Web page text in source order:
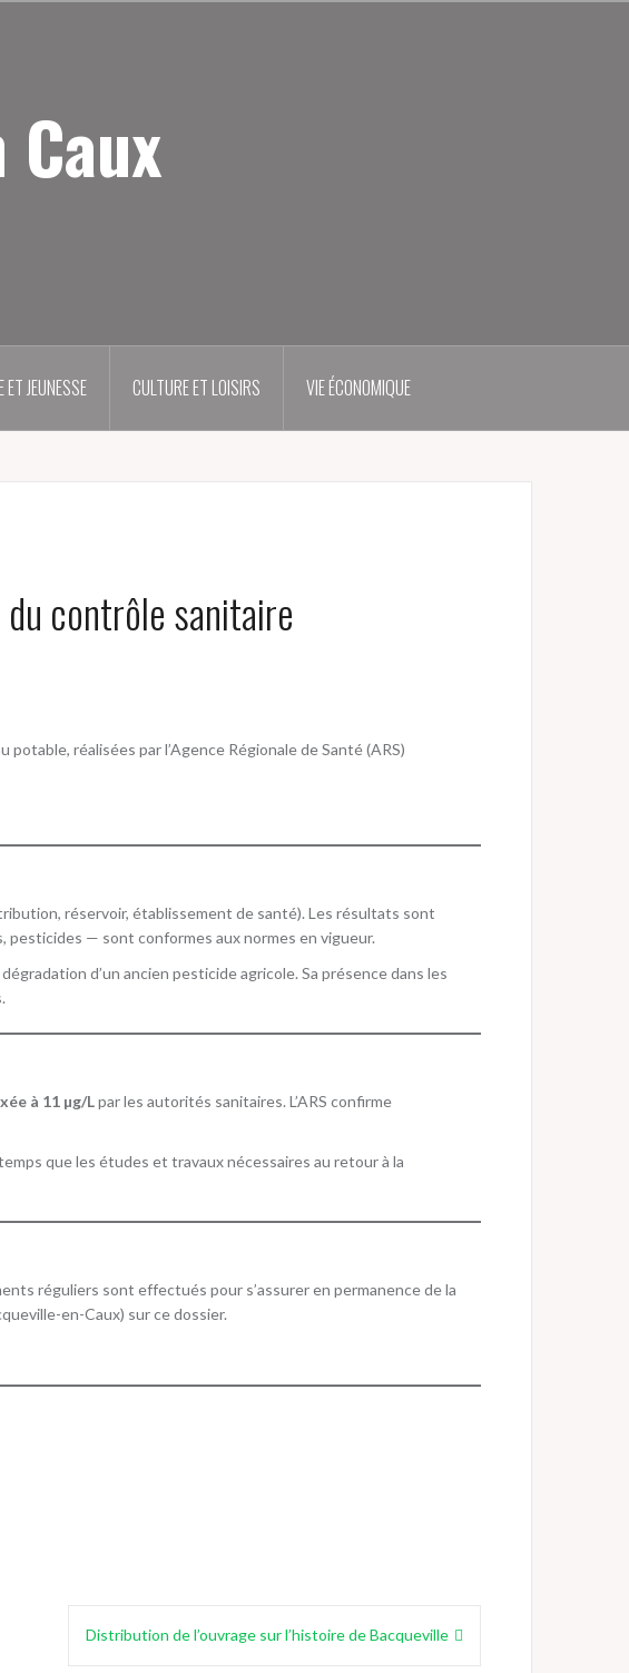
ET JEUNESSE CULTURE ET LOISIRS VIE ÉCONOMIQUE
contrôle sanitaire
réalisées par l’Agence Régionale de Santé (ARS)
réservoir, établissement de santé). Les résultats sont
— sont conformes aux normes en vigueur.
d’un ancien pesticide agricole. Sa présence dans les
à 11 µg/Lpar les autorités sanitaires. L’ARS confirme
que les études et travaux nécessaires au retour à la
réguliers sont effectués pour s’assurer en permanence de la
en-Caux) sur ce dossier.
Distribution de l’ouvrage sur l’histoire de Bacqueville